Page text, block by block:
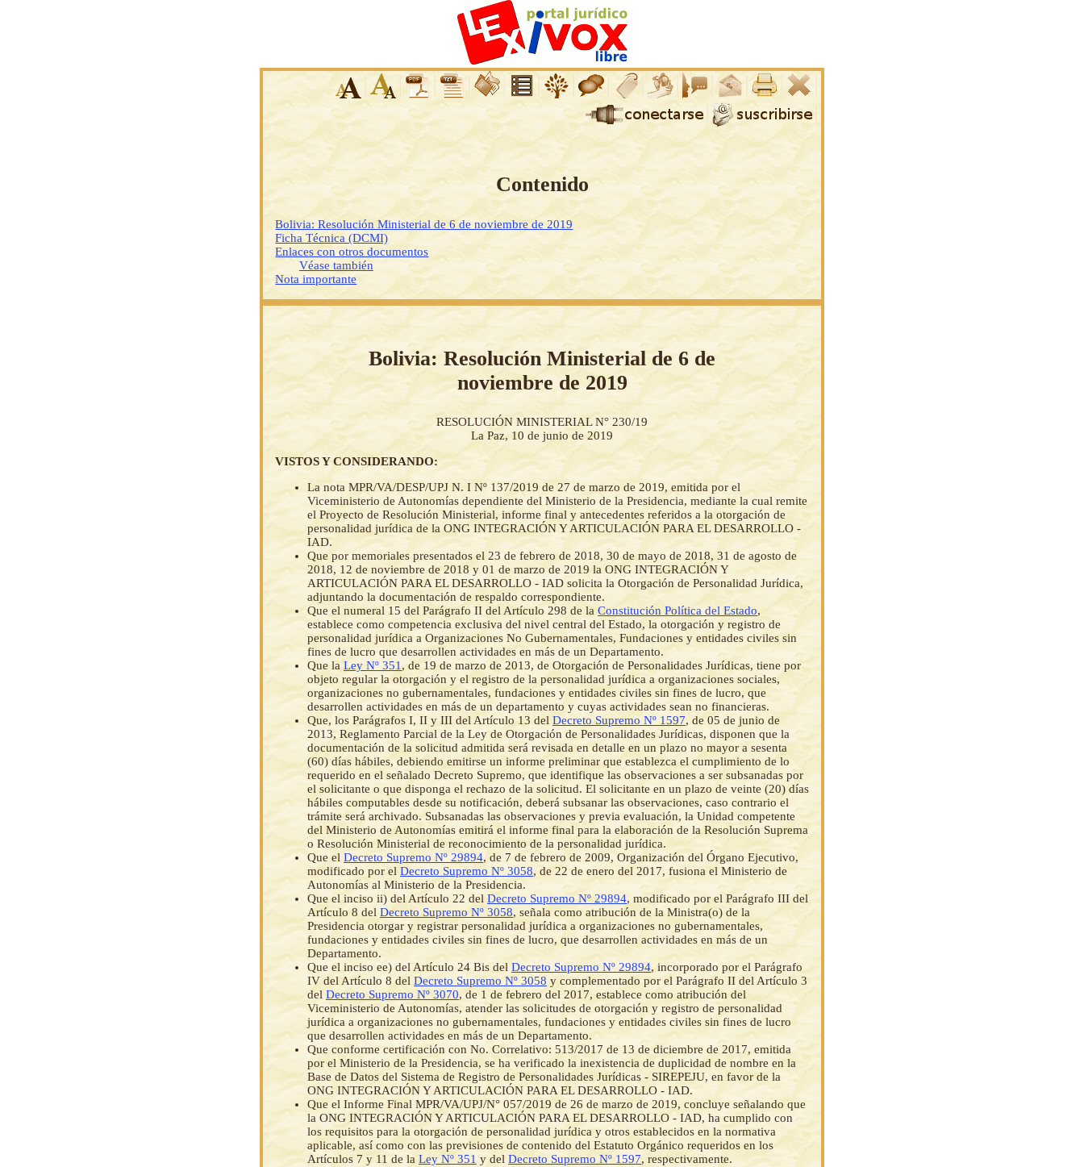
Contenido
Bolivia: Resolución Ministerial de 6 de noviembre de 2019
Ficha Técnica (DCMI)
Enlaces con otros documentos
Véase también
Nota importante
Bolivia: Resolución Ministerial de 6 de
noviembre de 2019
RESOLUCIÓN MINISTERIAL N° 230/19
La Paz, 10 de junio de 2019
VISTOS Y CONSIDERANDO:
La nota MPR/VA/DESP/UPJ N. I Nº 137/2019 de 27 de marzo de 2019, emitida por el
Viceministerio de Autonomías dependiente del Ministerio de la Presidencia, mediante la cual remite
el Proyecto de Resolución Ministerial, informe final y antecedentes referidos a la otorgación de
personalidad jurídica de la ONG INTEGRACIÓN Y ARTICULACIÓN PARA EL DESARROLLO -
IAD.
Que por memoriales presentados el 23 de febrero de 2018, 30 de mayo de 2018, 31 de agosto de
2018, 12 de noviembre de 2018 y 01 de marzo de 2019 la ONG INTEGRACIÓN Y
ARTICULACIÓN PARA EL DESARROLLO - IAD solicita la Otorgación de Personalidad Jurídica,
adjuntando la documentación de respaldo correspondiente.
Que el numeral 15 del Parágrafo II del Artículo 298 de la Constitución Política del Estado,
establece como competencia exclusiva del nivel central del Estado, la otorgación y registro de
personalidad jurídica a Organizaciones No Gubernamentales, Fundaciones y entidades civiles sin
fines de lucro que desarrollen actividades en más de un Departamento.
Que laLey Nº 351, de 19 de marzo de 2013, de Otorgación de Personalidades Jurídicas, tiene por
objeto regular la otorgación y el registro de la personalidad jurídica a organizaciones sociales,
organizaciones no gubernamentales, fundaciones y entidades civiles sin fines de lucro, que
desarrollen actividades en más de un departamento y cuyas actividades sean no financieras.
Que, los Parágrafos I, II y III del Artículo 13 del Decreto Supremo Nº 1597, de 05 de junio de
2013, Reglamento Parcial de la Ley de Otorgación de Personalidades Jurídicas, disponen que la
documentación de la solicitud admitida será revisada en detalle en un plazo no mayor a sesenta
(60) días hábiles, debiendo emitirse un informe preliminar que establezca el cumplimiento de lo
requerido en el señalado Decreto Supremo, que identifique las observaciones a ser subsanadas por
el solicitante o que disponga el rechazo de la solicitud. El solicitante en un plazo de veinte (20) días
hábiles computables desde su notificación, deberá subsanar las observaciones, caso contrario el
trámite será archivado. Subsanadas las observaciones y previa evaluación, la Unidad competente
del Ministerio de Autonomías emitirá el informe final para la elaboración de la Resolución Suprema
o Resolución Ministerial de reconocimiento de la personalidad jurídica.
Que el Decreto Supremo Nº 29894, de 7 de febrero de 2009, Organización del Órgano Ejecutivo,
modificado por el Decreto Supremo Nº 3058, de 22 de enero del 2017, fusiona el Ministerio de
Autonomías al Ministerio de la Presidencia.
Que el inciso ii) del Artículo 22 del Decreto Supremo Nº 29894, modificado por el Parágrafo III del
Artículo 8 del Decreto Supremo Nº 3058, señala como atribución de la Ministra(o) de la
Presidencia otorgar y registrar personalidad jurídica a organizaciones no gubernamentales,
fundaciones y entidades civiles sin fines de lucro, que desarrollen actividades en más de un
Departamento.
Que el inciso ee) del Artículo 24 Bis del Decreto Supremo Nº 29894, incorporado por el Parágrafo
IV del Artículo 8 del Decreto Supremo Nº 3058 y complementado por el Parágrafo II del Artículo 3
del Decreto Supremo Nº 3070, de 1 de febrero del 2017, establece como atribución del
Viceministerio de Autonomías, atender las solicitudes de otorgación y registro de personalidad
jurídica a organizaciones no gubernamentales, fundaciones y entidades civiles sin fines de lucro
que desarrollen actividades en más de un Departamento.
Que conforme certificación con No. Correlativo: 513/2017 de 13 de diciembre de 2017, emitida
por el Ministerio de la Presidencia, se ha verificado la inexistencia de duplicidad de nombre en la
Base de Datos del Sistema de Registro de Personalidades Jurídicas - SIREPEJU, en favor de la
ONG INTEGRACIÓN Y ARTICULACIÓN PARA EL DESARROLLO - IAD.
Que el Informe Final MPR/VA/UPJ/N° 057/2019 de 26 de marzo de 2019, concluye señalando que
la ONG INTEGRACIÓN Y ARTICULACIÓN PARA EL DESARROLLO - IAD, ha cumplido con
los requisitos para la otorgación de personalidad jurídica y otros establecidos en la normativa
aplicable, así como con las previsiones de contenido del Estatuto Orgánico requeridos en los
Artículos 7 y 11 de la Ley Nº 351 y del Decreto Supremo Nº 1597, respectivamente.